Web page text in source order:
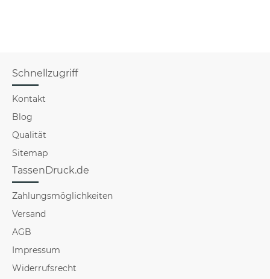
Schnellzugriff
Kontakt
Blog
Qualität
Sitemap
TassenDruck.de
Zahlungsmöglichkeiten
Versand
AGB
Impressum
Widerrufsrecht